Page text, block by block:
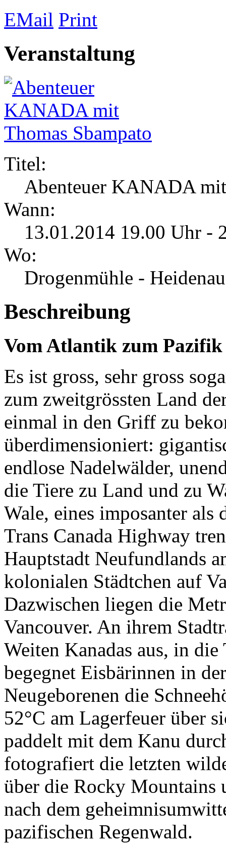
EMail Print
Veranstaltung
Titel:
Abenteuer KANADA
Wann:
13.01.2014 19.00 Uhr -
Wo:
Drogenmühle - Heidenau
Beschreibung
Vom Atlantik zum Pazifik
Es ist gross, sehr gross
zum zweitgrössten Land
einmal in den Griff zu
überdimensioniert:
endlose Nadelwälder,
die Tiere zu Land und zu
Wale, eines imposanter als
Trans Canada Highway
Hauptstadt Neufundlands
kolonialen Städtchen auf
Dazwischen liegen die
Vancouver. An ihrem
Weiten Kanadas aus, in
begegnet Eisbärinnen in
Neugeborenen die
52°C am Lagerfeuer über
paddelt mit dem Kanu
fotografiert die letzten
über die Rocky Mountains
nach dem
pazifischen Regenwald.